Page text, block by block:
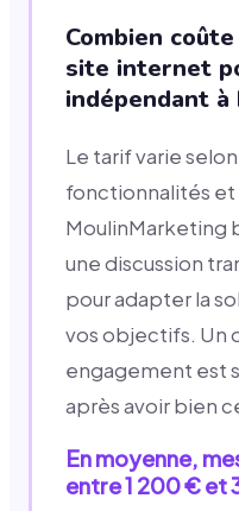
Combien
site internet
indépendant
Le tarif varie
fonctionnalités et
MoulinMarketing
une discussion
pour adapter la
vos objectifs. Un
engagement est
après avoir bien
En moyenne,
entre 1 200 € et